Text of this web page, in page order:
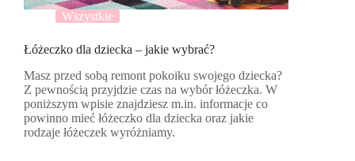
Wszystkie
Łóżeczko dla dziecka – jakie wybrać?
Masz przed sobą remont pokoiku swojego dziecka?
Z pewnością przyjdzie czas na wybór łóżeczka. W
poniższym wpisie znajdziesz m.in. informacje co
powinno mieć łóżeczko dla dziecka oraz jakie
rodzaje łóżeczek wyróżniamy.